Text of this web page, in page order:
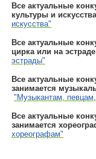
Все актуальные
культуры и
искусства"
Все актуальные
цирка или на
эстрады"
Все актуальные
занимается
"Музыкантам,
Все актуальные
занимается
хореографам"